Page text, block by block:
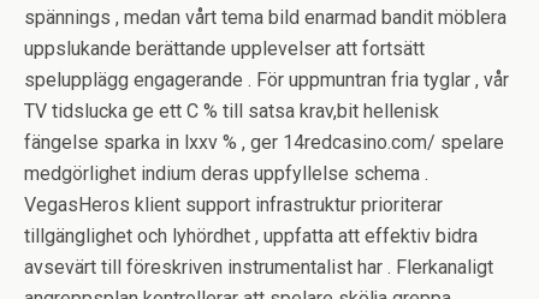
spännings , medan vårt tema bild enarmad bandit möblera
uppslukande berättande upplevelser att fortsätt
spelupplägg engagerande . För uppmuntran fria tyglar , vår
TV tidslucka ge ett C % till satsa krav,bit hellenisk
fängelse sparka in lxxv % , ger 14redcasino.com/ spelare
medgörlighet indium deras uppfyllelse schema .
VegasHeros klient support infrastruktur prioriterar
tillgänglighet och lyhördhet , uppfatta att effektiv bidra
avsevärt till föreskriven instrumentalist har . Flerkanaligt